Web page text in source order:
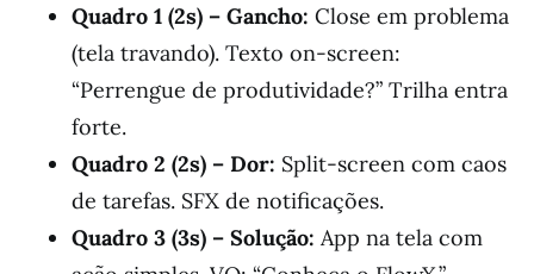
Quadro 1 (2s) – Gancho: Close em problema
(tela travando). Texto on-screen:
“Perrengue de produtividade?” Trilha entra
forte.
Quadro 2 (2s) – Dor: Split-screen com caos
de tarefas. SFX de notificações.
Quadro 3 (3s) – Solução: App na tela com